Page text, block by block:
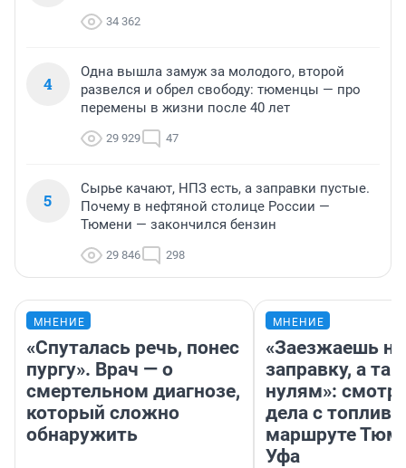
34 362
4
Одна вышла замуж за молодого, второй
развелся и обрел свободу: тюменцы — про
перемены в жизни после 40 лет
29 929 47
5
Сырье качают, НПЗ есть, а заправки пустые.
Почему в нефтяной столице России —
Тюмени — закончился бензин
29 846 298
МНЕНИЕ
«Спуталась речь, понес
пургу». Врач — о
смертельном диагнозе,
который сложно
обнаружить
МНЕНИЕ
«Заезжаешь на
заправку, а
нулям»:
дела с
маршруте
Уфа